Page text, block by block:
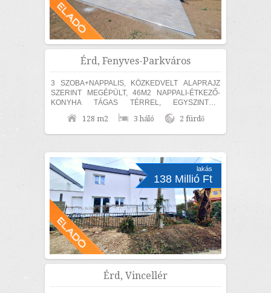
Érd, Fenyves-Parkváros
3 SZOBA+NAPPALIS, KÖZKEDVELT ALAPRAJZ
SZERINT MEGÉPÜLT, 46M2 NAPPALI-ÉTKEZŐ-
KONYHA TÁGAS TÉRREL, EGYSZINTES,
MEDITERRÁN CSALÁDI HÁZ ELADÓ! Érden, a
Fenyves Parkvárosi részen 840m2...
128 m2 3 háló 2 fürdő
lakás
138 Millió Ft
Érd, Vincellér